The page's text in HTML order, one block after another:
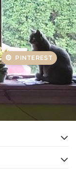
PINTEREST